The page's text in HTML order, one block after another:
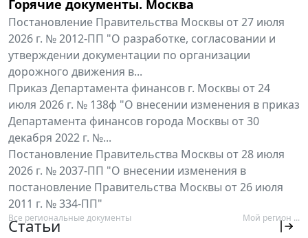
Горячие документы. Москва
Постановление Правительства Москвы от 27 июля
2026 г. № 2012-ПП "О разработке, согласовании и
утверждении документации по организации
дорожного движения в...
Приказ Департамента финансов г. Москвы от 24
июля 2026 г. № 138ф "О внесении изменения в приказ
Департамента финансов города Москвы от 30
декабря 2022 г. №...
Постановление Правительства Москвы от 28 июля
2026 г. № 2037-ПП "О внесении изменения в
постановление Правительства Москвы от 26 июля
2011 г. № 334-ПП"
Все региональные документы Мой регион ...
Статьи